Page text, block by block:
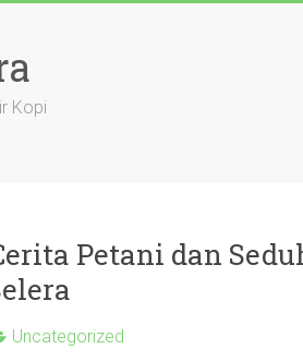
Kopi
Petani dan
Uncategorized